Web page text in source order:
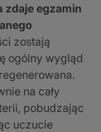
zdaje egzamin
zostają
ogólny wygląd
na cały
pobudzając
uczucie